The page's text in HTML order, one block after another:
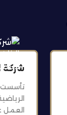
شركة
تأسست
العمل